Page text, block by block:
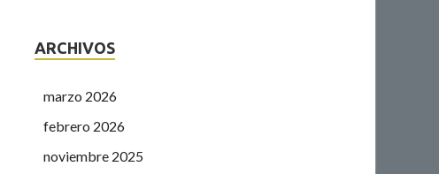
ARCHIVOS
marzo 2026
febrero 2026
noviembre 2025